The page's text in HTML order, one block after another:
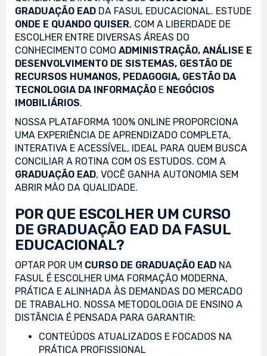
GRADUAÇÃO EAD DA FASUL EDUCACIONAL. ESTUDE
ONDE E QUANDO QUISER, COM A LIBERDADE DE
ESCOLHER ENTRE DIVERSAS ÁREAS DO
CONHECIMENTO COMO ADMINISTRAÇÃO, ANÁLISE E
DESENVOLVIMENTO DE SISTEMAS, GESTÃO DE
RECURSOS HUMANOS, PEDAGOGIA, GESTÃO DA
TECNOLOGIA DA INFORMAÇÃO E NEGÓCIOS
IMOBILIÁRIOS.
NOSSA PLATAFORMA 100% ONLINE PROPORCIONA
UMA EXPERIÊNCIA DE APRENDIZADO COMPLETA,
INTERATIVA E ACESSÍVEL, IDEAL PARA QUEM BUSCA
CONCILIAR A ROTINA COM OS ESTUDOS. COM A
GRADUAÇÃO EAD, VOCÊ GANHA AUTONOMIA SEM
ABRIR MÃO DA QUALIDADE.
POR QUE ESCOLHER UM CURSO
DE GRADUAÇÃO EAD DA FASUL
EDUCACIONAL?
OPTAR POR UM CURSO DE GRADUAÇÃO EAD NA
FASUL É ESCOLHER UMA FORMAÇÃO MODERNA,
PRÁTICA E ALINHADA ÀS DEMANDAS DO MERCADO
DE TRABALHO. NOSSA METODOLOGIA DE ENSINO A
DISTÂNCIA É PENSADA PARA GARANTIR:
CONTEÚDOS ATUALIZADOS E FOCADOS NA
PRÁTICA PROFISSIONAL